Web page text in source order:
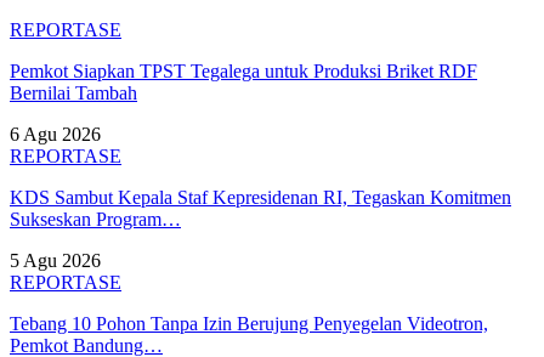
REPORTASE
Pemkot Siapkan TPST Tegalega untuk Produksi Briket RDF
Bernilai Tambah
6 Agu 2026
REPORTASE
KDS Sambut Kepala Staf Kepresidenan RI, Tegaskan Komitmen
Sukseskan Program…
5 Agu 2026
REPORTASE
Tebang 10 Pohon Tanpa Izin Berujung Penyegelan Videotron,
Pemkot Bandung…